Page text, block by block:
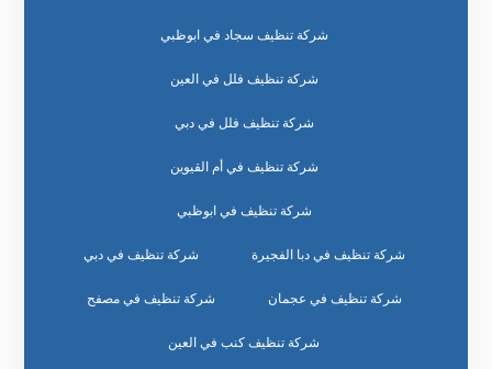
شركة تنظيف سجاد في ابوظبي
شركة تنظيف فلل في العين
شركة تنظيف فلل في دبي
شركة تنظيف في أم القيوين
شركة تنظيف في ابوظبي
شركة تنظيف في دبا الفجيرة شركة تنظيف في دبي
شركة تنظيف في عجمان شركة تنظيف في مصفح
شركة تنظيف كنب في العين